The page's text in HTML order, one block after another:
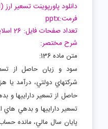
دانلود پاورپوینت تسعير ارز
فرمت:pptx
تعداد صفحات فایل: 26 اسلاید
شرح مختصر:
متن ماده 136:
سود و زيان حاصل از
شرکتهاي دولتي، درآمد يا
حاصل از تسعير داراييها و
تسعير داراييها و بدهي
پايان سال مالي، مانده